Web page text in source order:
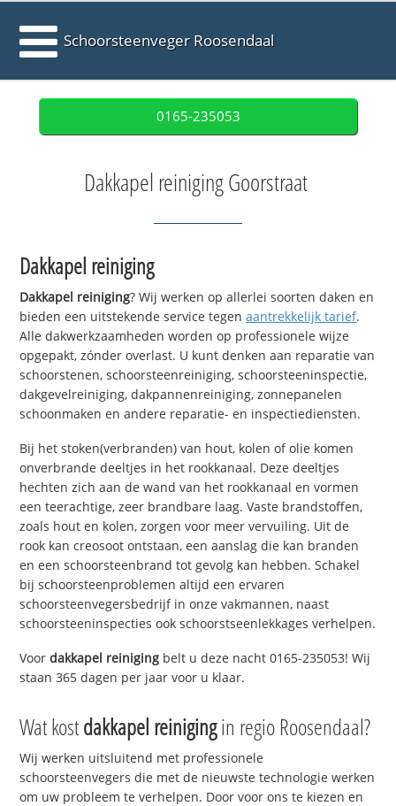
Schoorsteenveger Roosendaal
0165-235053
Dakkapel reiniging Goorstraat
Dakkapel reiniging
Dakkapel reiniging? Wij werken op allerlei soorten daken en
bieden een uitstekende service tegenaantrekkelijk tarief.
Alle dakwerkzaamheden worden op professionele wijze
opgepakt, zónder overlast. U kunt denken aan reparatie van
schoorstenen, schoorsteenreiniging, schoorsteeninspectie,
dakgevelreiniging, dakpannenreiniging, zonnepanelen
schoonmaken en andere reparatie- en inspectiediensten.
Bij het stoken(verbranden) van hout, kolen of olie komen
onverbrande deeltjes in het rookkanaal. Deze deeltjes
hechten zich aan de wand van het rookkanaal en vormen
een teerachtige, zeer brandbare laag. Vaste brandstoffen,
zoals hout en kolen, zorgen voor meer vervuiling. Uit de
rook kan creosoot ontstaan, een aanslag die kan branden
en een schoorsteenbrand tot gevolg kan hebben. Schakel
bij schoorsteenproblemen altijd een ervaren
schoorsteenvegersbedrijf in onze vakmannen, naast
schoorsteeninspecties ook schoorstseenlekkages verhelpen.
Voordakkapel reiniging belt u deze nacht 0165-235053! Wij
staan 365 dagen per jaar voor u klaar.
Wat kostdakkapel reinigingin regio Roosendaal?
Wij werken uitsluitend met professionele
schoorsteenvegers die met de nieuwste technologie werken
om uw probleem te verhelpen. Door voor ons te kiezen en